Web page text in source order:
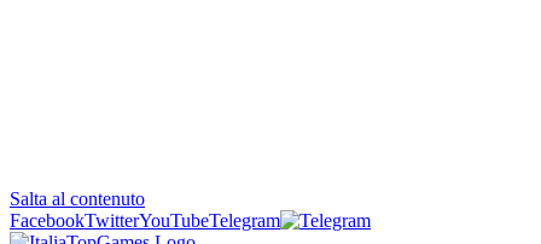
Salta al contenuto
FacebookTwitterYouTubeTelegram